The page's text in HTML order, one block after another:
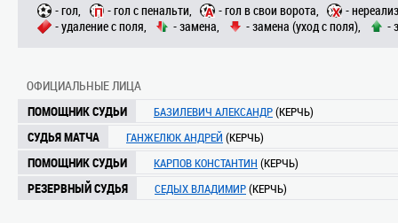
- гол, - гол с пенальти, - гол в свои ворота,
-
- удаление с поля,
- замена, - замена (уход с поля), -
ОФИЦИАЛЬНЫЕ ЛИЦА
ПОМОЩНИК СУДЬИ
БАЗИЛЕВИЧ АЛЕКСАНДР(КЕРЧЬ)
СУДЬЯ МАТЧА ГАНЖЕЛЮК АНДРЕЙ (КЕРЧЬ)
ПОМОЩНИК СУДЬИ КАРПОВ КОНСТАНТИН (КЕРЧЬ)
РЕЗЕРВНЫЙ СУДЬЯ СЕДЫХ ВЛАДИМИР(КЕРЧЬ)